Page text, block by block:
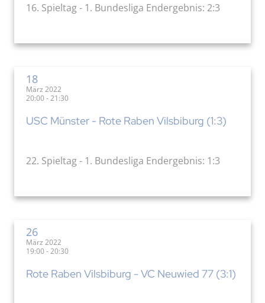
16. Spieltag - 1. Bundesliga Endergebnis: 2:3
18
März 2022
20:00 - 21:30
USC Münster - Rote Raben Vilsbiburg (1:3)
22. Spieltag - 1. Bundesliga Endergebnis: 1:3
26
März 2022
19:00 - 20:30
Rote Raben Vilsbiburg - VC Neuwied 77 (3:1)